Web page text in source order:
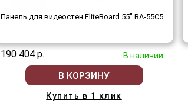
Панель для видеостен EliteBoard 55" BA-55C5
190 404 р. В наличии
В КОРЗИНУ
Купить в 1 клик